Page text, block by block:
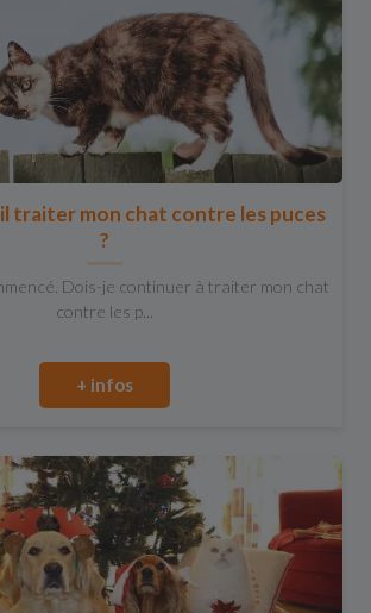
traiter mon chat contre les puces
?
Dois-je continuer à traiter mon chat
contre les p...
+ infos